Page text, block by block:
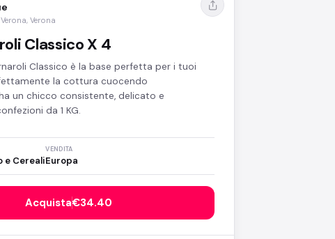
Verona
Classico X 4
Classico è la base perfetta per i tuoi
la cottura cuocendo
un chicco consistente, delicato e
da 1 KG.
e Cereali
VENDITA
Europa
Acquista€34.40